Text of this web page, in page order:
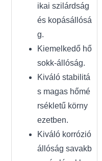
ikai szilárdság
és kopásállósá
g.
Kiemelkedő hő
sokk-állóság.
Kiváló stabilitá
s magas hőmé
rsékletű körny
ezetben.
Kiváló korrózió
állóság savakb